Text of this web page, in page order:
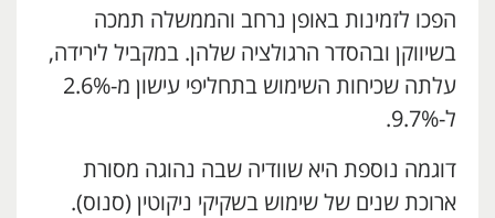
הפכו לזמינות באופן נרחב והממשלה תמכה
בשיווקן ובהסדר הרגולציה שלהן. במקביל לירידה,
עלתה שכיחות השימוש בתחליפי עישון מ-2.6%
ל-9.7%.
דוגמה נוספת היא שוודיה שבה נהוגה מסורת
ארוכת שנים של שימוש בשקיקי ניקוטין (סנוס).